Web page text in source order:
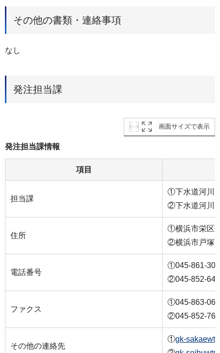
その他の書類・連絡事項
なし
発注担当課
画面サイズで表示
発注担当課情報
項目
担当課
①下水道河川
②下水道河川
住所
①横浜市栄区
②横浜市戸塚
電話番号
①045-861-
②045-852-
ファクス
①045-863-
②045-852-
その他の連絡先
①gk-